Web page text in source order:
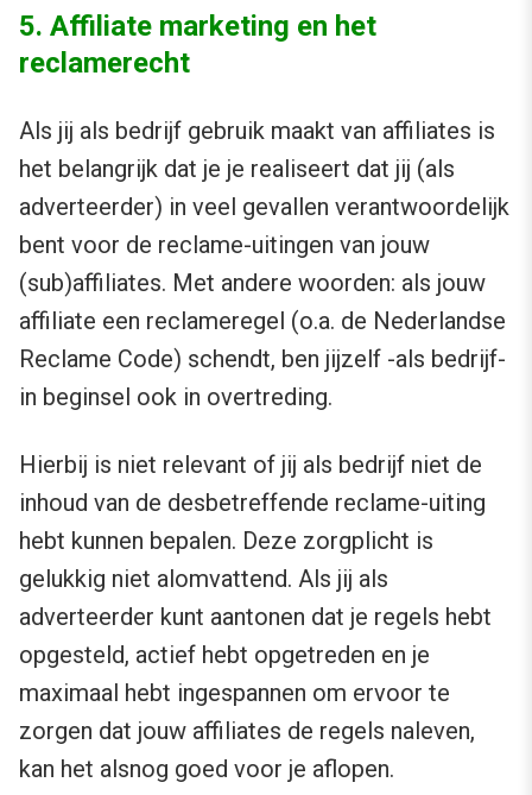
5. Affiliate marketing en het
reclamerecht
Als jij als bedrijf gebruik maakt van affiliates is
het belangrijk dat je je realiseert dat jij (als
adverteerder) in veel gevallen verantwoordelijk
bent voor de reclame-uitingen van jouw
(sub)affiliates. Met andere woorden: als jouw
affiliate een reclameregel (o.a. de Nederlandse
Reclame Code) schendt, ben jijzelf -als bedrijf-
in beginsel ook in overtreding.
Hierbij is niet relevant of jij als bedrijf niet de
inhoud van de desbetreffende reclame-uiting
hebt kunnen bepalen. Deze zorgplicht is
gelukkig niet alomvattend. Als jij als
adverteerder kunt aantonen dat je regels hebt
opgesteld, actief hebt opgetreden en je
maximaal hebt ingespannen om ervoor te
zorgen dat jouw affiliates de regels naleven,
kan het alsnog goed voor je aflopen.